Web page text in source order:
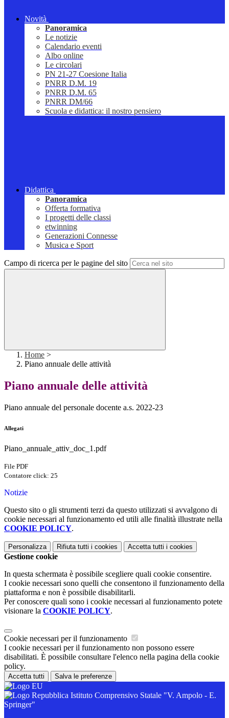
Novità
Panoramica
Le notizie
Calendario eventi
Albo online
Le circolari
PN 21-27 Coesione Italia
PNRR D.M. 19
PNRR D.M. 65
PNRR DM/66
Scuola e didattica: il nostro pensiero
Didattica
Panoramica
Offerta formativa
I progetti delle classi
etwinning
Generazioni Connesse
Musica e Sport
Campo di ricerca per le pagine del sito
Home >
Piano annuale delle attività
Piano annuale delle attività
Piano annuale del personale docente a.s. 2022-23
Allegati
Piano_annuale_attiv_doc_1.pdf
File PDF
Contatore click: 25
Notizie
Questo sito o gli strumenti terzi da questo utilizzati si avvalgono di
cookie necessari al funzionamento ed utili alle finalità illustrate nella
COOKIE POLICY.
Personalizza Rifiuta tutti i cookies Accetta tutti i cookies
Gestione cookie
In questa schermata è possibile scegliere quali cookie consentire.
I cookie necessari sono quelli che consentono il funzionamento della
piattaforma e non è possibile disabilitarli.
Per conoscere quali sono i cookie necessari al funzionamento potete
visionare la COOKIE POLICY.
Cookie necessari per il funzionamento
I cookie necessari per il funzionamento non possono essere
disabilitati. È possibile consultare l'elenco nella pagina della cookie
policy.
Accetta tutti Salva le preferenze
Istituto Comprensivo Statale "V. Ampolo - E.
Springer"